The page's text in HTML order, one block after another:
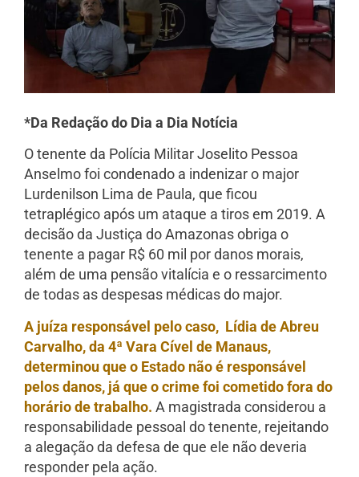
*Da Redação do Dia a Dia Notícia
O tenente da Polícia Militar Joselito Pessoa
Anselmo foi condenado a indenizar o major
Lurdenilson Lima de Paula, que ficou
tetraplégico após um ataque a tiros em 2019. A
decisão da Justiça do Amazonas obriga o
tenente a pagar R$ 60 mil por danos morais,
além de uma pensão vitalícia e o ressarcimento
de todas as despesas médicas do major.
A juíza responsável pelo caso, Lídia de Abreu
Carvalho, da 4ª Vara Cível de Manaus,
determinou que o Estado não é responsável
pelos danos, já que o crime foi cometido fora do
horário de trabalho. A magistrada considerou a
responsabilidade pessoal do tenente, rejeitando
a alegação da defesa de que ele não deveria
responder pela ação.